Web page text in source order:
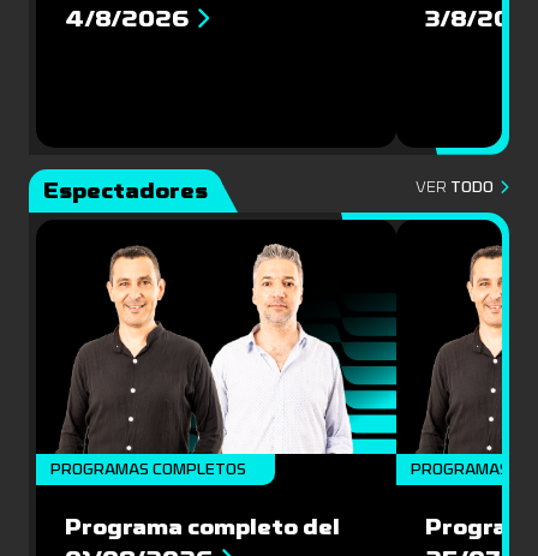
4/8/2026
3/8/
Espectadores VER TODO
PROGRAMAS COMPLETOS
Programa completo del
PROGRAMAS